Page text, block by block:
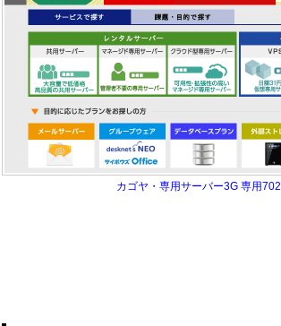
カゴヤ・専用サーバー3G 専用702